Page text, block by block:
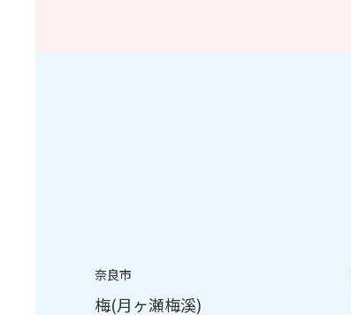
奈良市
梅(月ヶ瀬梅溪)